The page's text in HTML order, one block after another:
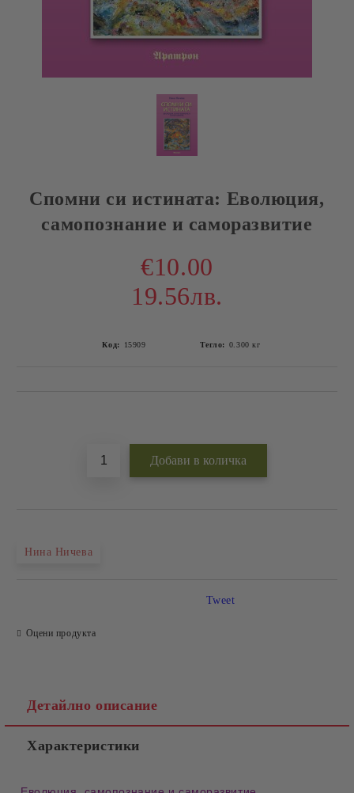
Спомни си истината: Еволюция,
самопознание и саморазвитие
€10.00
19.56лв.
Код: 15909 Тегло: 0.300 кг
Нина Ничева
Оцени продукта
Tweet
Детайлно описание
Характеристики